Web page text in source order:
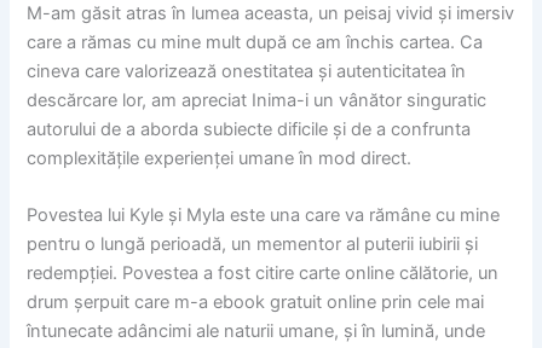
M-am găsit atras în lumea aceasta, un peisaj vivid și imersiv
care a rămas cu mine mult după ce am închis cartea. Ca
cineva care valorizează onestitatea și autenticitatea în
descărcare lor, am apreciat Inima-i un vânător singuratic
autorului de a aborda subiecte dificile și de a confrunta
complexitățile experienței umane în mod direct.
Povestea lui Kyle și Myla este una care va rămâne cu mine
pentru o lungă perioadă, un mementor al puterii iubirii și
redempției. Povestea a fost citire carte online călătorie, un
drum șerpuit care m-a ebook gratuit online prin cele mai
întunecate adâncimi ale naturii umane, și în lumină, unde